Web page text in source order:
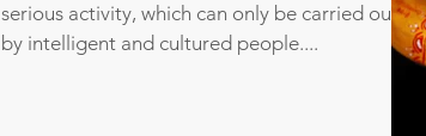
serious activity, which can only be carried out
by intelligent and cultured people....